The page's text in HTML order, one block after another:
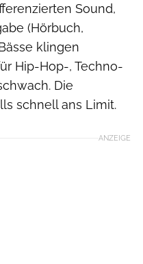
Sound,
(Hörbuch,
klingen
Hip-Hop-, Techno-
Die
schnell ans Limit.
ANZEIGE